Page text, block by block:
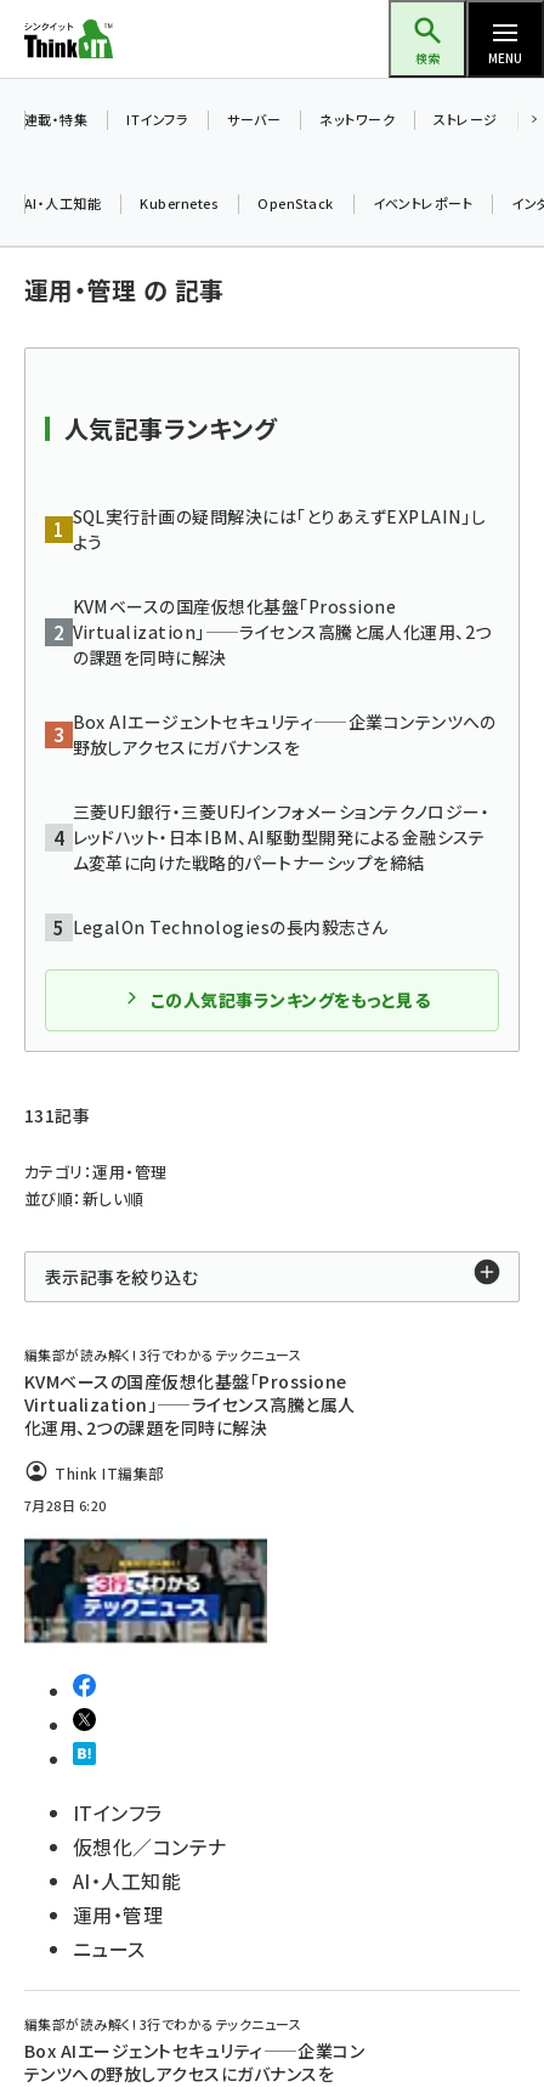
ン
ツ
検索 MENU
ai (2508)
abc123 (1371)
連載・特集 ITインフラ サーバー ネットワーク ストレージ
AI・人工知能 Kubernetes OpenStack イベントレポート イン
運用・管理 の 記事
人気記事ランキング
SQL実行計画の疑問解決には「とりあえずEXPLAIN」し
よう
KVMベースの国産仮想化基盤「Prossione
Virtualization」——ライセンス高騰と属人化運用、2つ
の課題を同時に解決
Box AIエージェントセキュリティ——企業コンテンツへの
野放しアクセスにガバナンスを
三菱UFJ銀行・三菱UFJインフォメーションテクノロジー・
レッドハット・日本IBM、AI駆動型開発による金融システ
ム変革に向けた戦略的パートナーシップを締結
LegalOn Technologiesの長内毅志さん
この人気記事ランキングをもっと見る
131記事
カテゴリ：運用・管理
並び順：新しい順
表示記事を絞り込む
編集部が読み解く! 3行でわかるテックニュース
KVMベースの国産仮想化基盤「Prossione
Virtualization」——ライセンス高騰と属人
化運用、2つの課題を同時に解決
Think IT編集部
7月28日 6:20
ITインフラ
仮想化／コンテナ
AI・人工知能
運用・管理
ニュース
編集部が読み解く! 3行でわかるテックニュース
Box AIエージェントセキュリティ——企業コン
テンツへの野放しアクセスにガバナンスを